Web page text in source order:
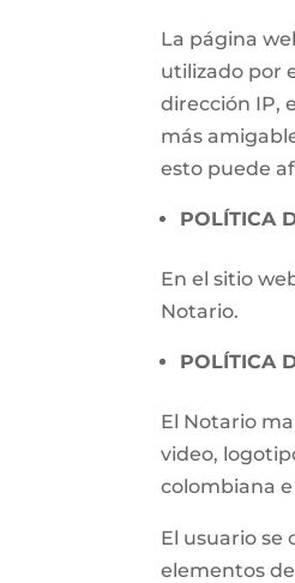
La página
utilizado por
dirección IP,
más
esto puede
POLÍTICA
En el sitio
Notario.
POLÍTICA
El Notario
video,
colombiana
El usuario se
elementos